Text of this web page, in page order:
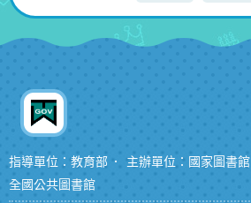
指導單位：教育部 主辦單位：國家圖書館
全國公共圖書館